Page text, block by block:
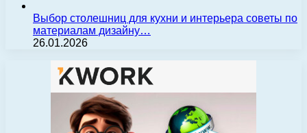
Выбор столешниц для кухни и интерьера советы по
материалам дизайну…
26.01.2026